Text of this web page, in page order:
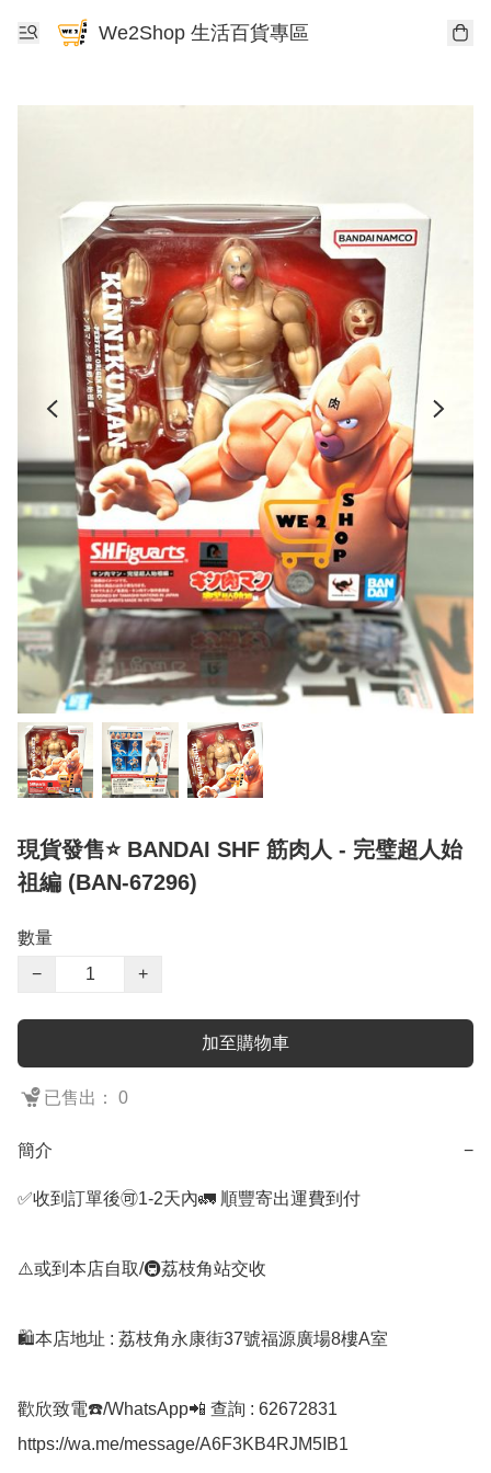
We2Shop 生活百貨專區
現貨發售⭐ BANDAI SHF 筋肉人 - 完璧超人始
祖編 (BAN-67296)
數量
−
+
加至購物車
已售出： 0
簡介 −
✅收到訂單後🉑1-2天內🚛 順豐寄出運費到付
⚠️或到本店自取/🚇荔枝角站交收
🛍️本店地址 : 荔枝角永康街37號福源廣場8樓A室
歡欣致電☎️/WhatsApp📲 查詢 : 62672831
https://wa.me/message/A6F3KB4RJM5IB1